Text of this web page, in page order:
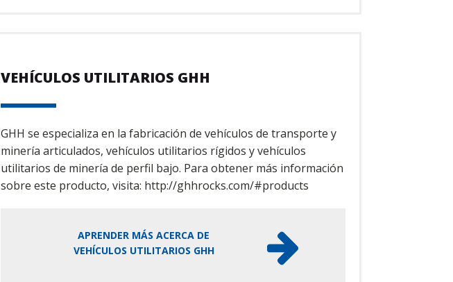
VEHÍCULOS UTILITARIOS GHH
GHH se especializa en la fabricación de vehículos de transporte y
minería articulados, vehículos utilitarios rígidos y vehículos
utilitarios de minería de perfil bajo. Para obtener más información
sobre este producto, visita: http://ghhrocks.com/#products
APRENDER MÁS ACERCA DE
VEHÍCULOS UTILITARIOS GHH